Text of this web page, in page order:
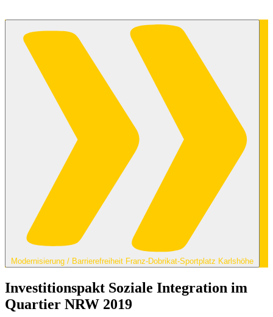
Modernisierung / Barrierefreiheit Franz-Dobrikat-Sportplatz Karlshöhe
Investitionspakt Soziale Integration im
Quartier NRW 2019